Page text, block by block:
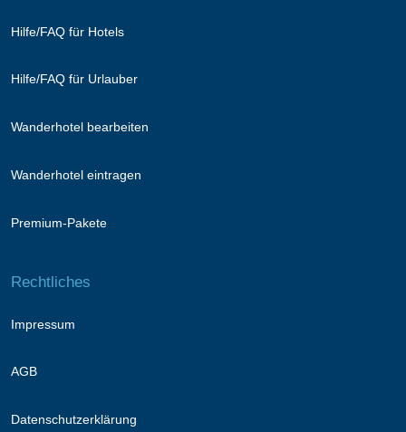
Hilfe/FAQ für Hotels
Hilfe/FAQ für Urlauber
Wanderhotel bearbeiten
Wanderhotel eintragen
Premium-Pakete
Rechtliches
Impressum
AGB
Datenschutzerklärung